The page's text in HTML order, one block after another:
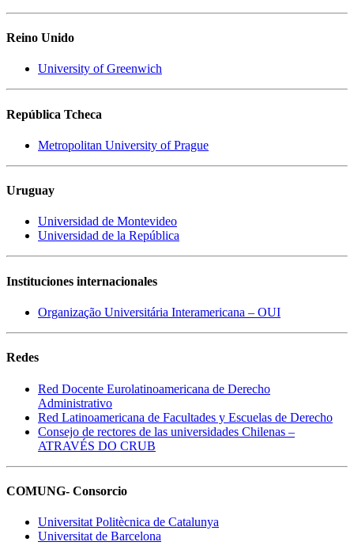
Reino Unido
University of Greenwich
República Tcheca
Metropolitan University of Prague
Uruguay
Universidad de Montevideo
Universidad de la República
Instituciones internacionales
Organização Universitária Interamericana – OUI
Redes
Red Docente Eurolatinoamericana de Derecho
Administrativo
Red Latinoamericana de Facultades y Escuelas de Derecho
Consejo de rectores de las universidades Chilenas –
ATRAVÉS DO CRUB
COMUNG- Consorcio
Universitat Politècnica de Catalunya
Universitat de Barcelona